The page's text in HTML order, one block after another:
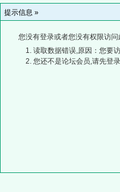
提示信息 »
您没有登录或者您没有权限访
读取数据错误,原因：您要
您还不是论坛会员,请先登